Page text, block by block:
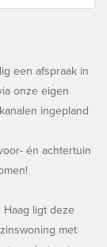
een afspraak in
onze eigen
ingepland
én achtertuin
ligt deze
met